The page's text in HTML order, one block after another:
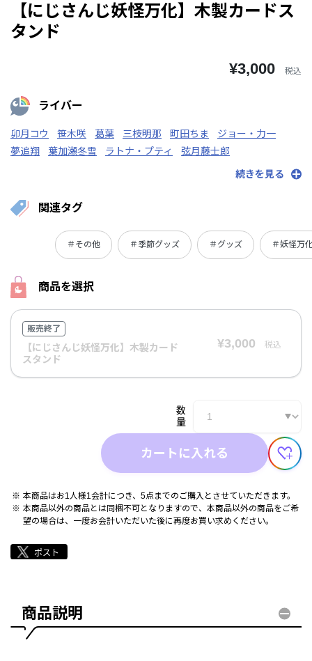
【にじさんじ妖怪万化】木製カードス
タンド
¥3,000 税込
ライバー
卯月コウ 笹木咲 葛葉 三枝明那 町田ちま
ジョー・力一
夢追翔
葉加瀬冬雪 ラトナ・プティ
弦月藤士郎
ローレン・イロアス
渡会雲雀
天宮こころ
続きを見る
関連タグ
＃その他 ＃季節グッズ ＃グッズ ＃妖怪万
商品を選択
販売終了
【にじさんじ妖怪万化】木製カード
スタンド
¥3,000 税込
数
量
カートに入れる
本商品はお1人様1会計につき、5点までのご購入とさせていただきます。
本商品以外の商品とは同梱不可となりますので、本商品以外の商品をご希
望の場合は、一度お会計いただいた後に再度お買い求めください。
商品説明